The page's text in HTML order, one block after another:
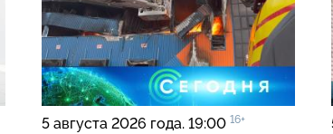
5 августа 2026 года. 19:00 16+